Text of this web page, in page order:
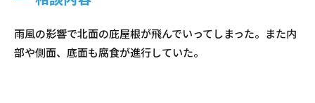
雨風の影響で北面の庇屋根が飛んでいってしまった。また内
部や側面、底面も腐食が進行していた。